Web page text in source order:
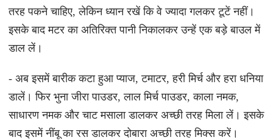
तरह पकने चाहिए, लेकिन ध्यान रखें कि वे ज्यादा गलकर टूटें नहीं।
इसके बाद मटर का अतिरिक्त पानी निकालकर उन्हें एक बड़े बाउल में
डाल लें।
- अब इसमें बारीक कटा हुआ प्याज, टमाटर, हरी मिर्च और हरा धनिया
डालें। फिर भुना जीरा पाउडर, लाल मिर्च पाउडर, काला नमक,
साधारण नमक और चाट मसाला डालकर अच्छी तरह मिला लें। इसके
बाद इसमें नींबू का रस डालकर दोबारा अच्छी तरह मिक्स करें।